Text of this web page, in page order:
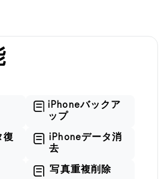
iPhoneバックア
ップ
復
iPhoneデータ消
去
写真重複削除